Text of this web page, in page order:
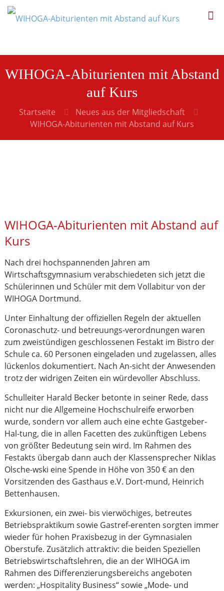
WIHOGA-Abiturienten mit Abstand
auf Kurs
Startseite
Neues aus der Mitgliedschaft
WIHOGA-Abiturienten mit Abstand auf Kurs
WIHOGA-Abiturienten mit Abstand auf
Kurs
Nach drei hochspannenden Jahren am
Wirtschaftsgymnasium verabschiedeten sich jetzt die
Schülerinnen und Schüler mit dem Vollabitur von der
WIHOGA Dortmund.
Unter Einhaltung der offiziellen Regeln der aktuellen
Coronaschutz- und betreuungs-verordnungen waren
zum zweistündigen geschlossenen Festakt im Bistro der
Schule ca. 60 Personen eingeladen und zugelassen, alles
lückenlos dokumentiert. Nach An-sicht der Anwesenden
trotz der widrigen Zeiten ein würdevoller Abschluss.
Schulleiter Harald Becker betonte in seiner Rede, dass
nicht nur die Allgemeine Hochschulreife erworben
wurde, sondern vor allem auch eine echte Gastgeber-
Hal-tung, die in allen Facetten des zukünftigen Lebens
von größter Bedeutung sein wird. Im Rahmen des
Festakts übergab dann auch der Klassensprecher Niklas
Olsche-wski eine Spende in Höhe von 350 € an den
Vorsitzenden des Gasthaus e.V. Dort-mund, Heinrich
Bettenhausen.
Exkursionen, ein zwei- bis vierwöchiges, betreutes
Betriebspraktikum sowie Gastref-erenten sorgten immer
wieder für hohen Praxisbezug in der Gymnasialen
Oberstufe. Zusätzlich attraktiv: die beiden Speziellen
Betriebswirtschaftslehren, die an der WIHOGA im
Rahmen des Differenzierungsbereichs angeboten
werden: „Hospitality Business“ sowie „Mode- und